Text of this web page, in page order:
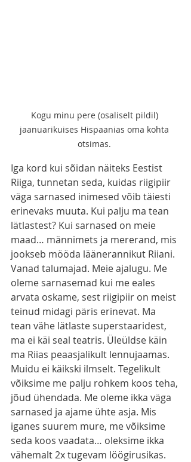
Kogu minu pere (osaliselt pildil)
jaanuarikuises Hispaanias oma kohta
otsimas.
Iga kord kui sõidan näiteks Eestist
Riiga, tunnetan seda, kuidas riigipiir
väga sarnased inimesed võib täiesti
erinevaks muuta. Kui palju ma tean
lätlastest? Kui sarnased on meie
maad… männimets ja mererand, mis
jookseb mööda läänerannikut Riiani.
Vanad talumajad. Meie ajalugu. Me
oleme sarnasemad kui me eales
arvata oskame, sest riigipiir on meist
teinud midagi päris erinevat. Ma
tean vähe lätlaste superstaaridest,
ma ei käi seal teatris. Üleüldse käin
ma Riias peaasjalikult lennujaamas.
Muidu ei käikski ilmselt. Tegelikult
võiksime me palju rohkem koos teha,
jõud ühendada. Me oleme ikka väga
sarnased ja ajame ühte asja. Mis
iganes suurem mure, me võiksime
seda koos vaadata… oleksime ikka
vähemalt 2x tugevam löögirusikas.